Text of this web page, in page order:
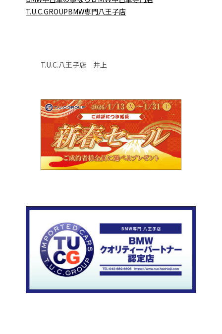
T.U.C.GROUPBMW専門八王子店
T.U.C.八王子店 井上